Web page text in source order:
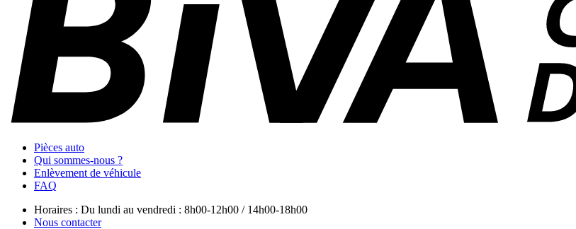
Pièces auto
Qui sommes-nous ?
Enlèvement de véhicule
FAQ
Horaires : Du lundi au vendredi : 8h00-12h00 / 14h00-18h00
Nous contacter